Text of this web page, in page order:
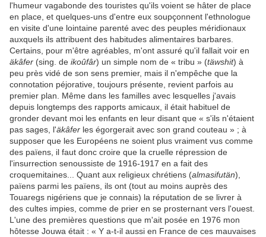
l'humeur vagabonde des touristes qu'ils voient se hâter de place
en place, et quelques-uns d'entre eux soupçonnent l'ethnologue
en visite d'une lointaine parenté avec des peuples méridionaux
auxquels ils attribuent des habitudes alimentaires barbares.
Certains, pour m'être agréables, m'ont assuré qu'il fallait voir en
äkâfer (sing. de ikoûfâr) un simple nom de « tribu » (täwshit) à
peu près vidé de son sens premier, mais il n'empêche que la
connotation péjorative, toujours présente, revient parfois au
premier plan. Même dans les familles avec lesquelles j'avais
depuis longtemps des rapports amicaux, il était habituel de
gronder devant moi les enfants en leur disant que « s'ils n'étaient
pas sages, l'äkâfer les égorgerait avec son grand couteau » ; à
supposer que les Européens ne soient plus vraiment vus comme
des païens, il faut donc croire que la cruelle répression de
l'insurrection senoussiste de 1916-1917 en a fait des
croquemitaines... Quant aux religieux chrétiens (almasifutän),
païens parmi les païens, ils ont (tout au moins auprès des
Touaregs nigériens que je connais) la réputation de se livrer à
des cultes impies, comme de prier en se prosternant vers l'ouest.
L'une des premières questions que m'ait posée en 1976 mon
hôtesse Jouwa était : « Y a-t-il aussi en France de ces mauvaises